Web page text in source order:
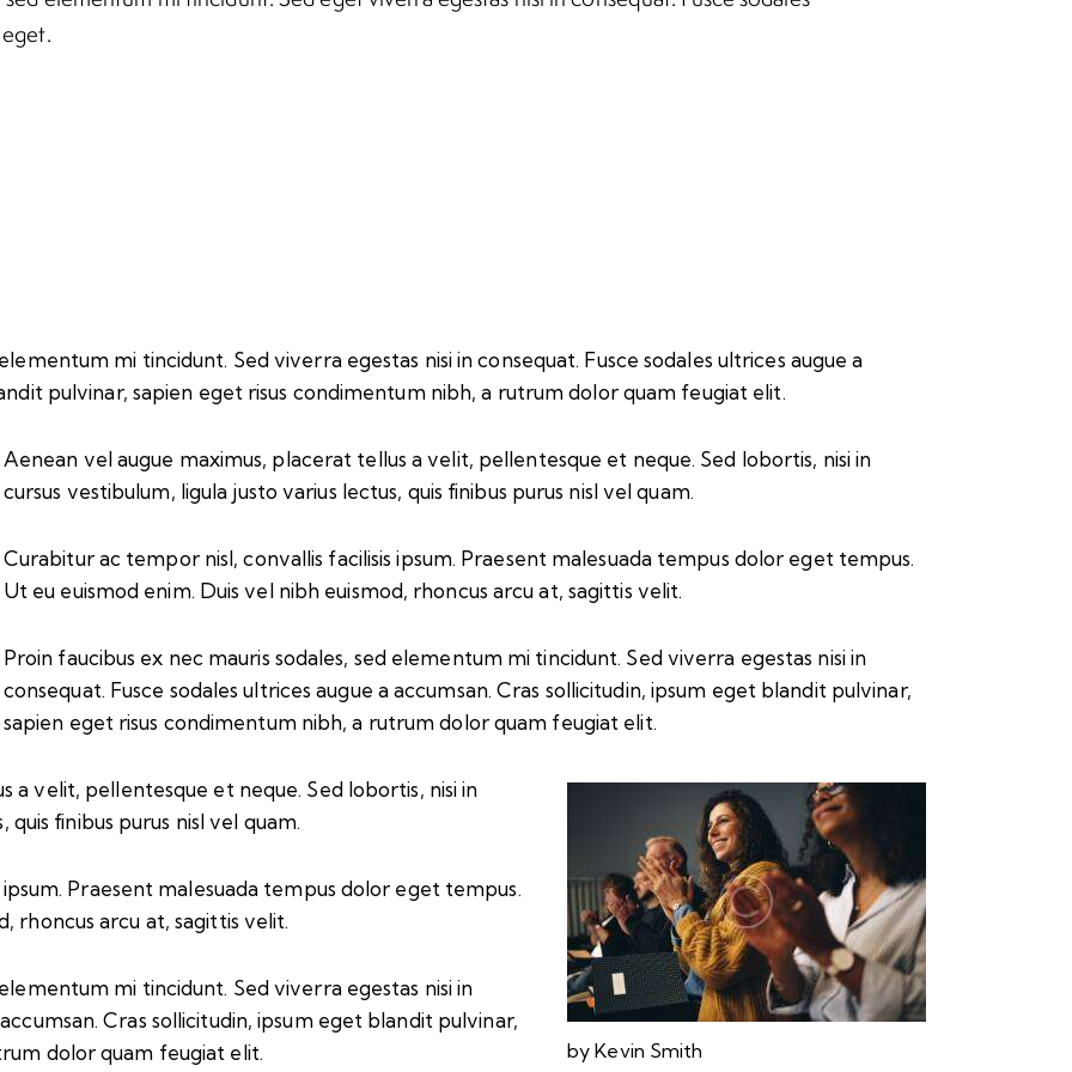
mi tincidunt. Sed viverra egestas nisi in consequat. Fusce sodales ultrices augue a
pulvinar, sapien eget risus condimentum nibh, a rutrum dolor quam feugiat elit.
Aenean vel augue maximus, placerat tellus a velit, pellentesque et neque. Sed lobortis, nisi in
cursus vestibulum, ligula justo varius lectus, quis finibus purus nisl vel quam.
Curabitur ac tempor nisl, convallis facilisis ipsum. Praesent malesuada tempus dolor eget tempus.
Ut eu euismod enim. Duis vel nibh euismod, rhoncus arcu at, sagittis velit.
Proin faucibus ex nec mauris sodales, sed elementum mi tincidunt. Sed viverra egestas nisi in
consequat. Fusce sodales ultrices augue a accumsan. Cras sollicitudin, ipsum eget blandit pulvinar,
sapien eget risus condimentum nibh, a rutrum dolor quam feugiat elit.
byKevin Smith
a velit, pellentesque et neque. Sed lobortis, nisi in
finibus purus nisl vel quam.
Praesent malesuada tempus dolor eget tempus.
rhoncus arcu at, sagittis velit.
mi tincidunt. Sed viverra egestas nisi in
Cras sollicitudin, ipsum eget blandit pulvinar,
dolor quam feugiat elit.